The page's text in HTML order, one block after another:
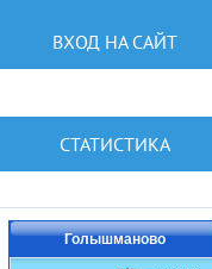
ВХОД НА САЙТ
СТАТИСТИКА
Голышманово